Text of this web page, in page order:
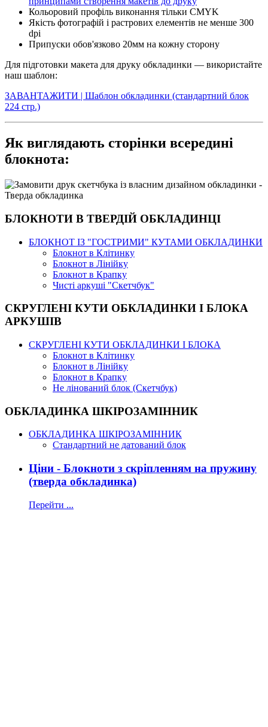
Кольоровий профіль виконання тільки CMYK
Якість фотографій і растрових елементів не менше 300
dpi
Припуски обов'язково 20мм на кожну сторону
Для підготовки макета для друку обкладинки — використайте
наш шаблон:
ЗАВАНТАЖИТИ | Шаблон обкладинки (стандартний блок
224 стр.)
Як виглядають сторінки всередині
блокнота:
БЛОКНОТИ В ТВЕРДІЙ ОБКЛАДИНЦІ
БЛОКНОТ ІЗ "ГОСТРИМИ" КУТАМИ ОБКЛАДИНКИ
Блокнот в Клітинку
Блокнот в Лінійку
Блокнот в Крапку
Чисті аркуші "Скетчбук"
СКРУГЛЕНІ КУТИ ОБКЛАДИНКИ І БЛОКА
АРКУШІВ
СКРУГЛЕНІ КУТИ ОБКЛАДИНКИ І БЛОКА
Блокнот в Клітинку
Блокнот в Лінійку
Блокнот в Крапку
Не лінований блок (Скетчбук)
ОБКЛАДИНКА ШКІРОЗАМІННИК
ОБКЛАДИНКА ШКІРОЗАМІННИК
Стандартний не датований блок
Ціни - Блокноти з скріпленням на пружину
(тверда обкладинка)
Перейти ...